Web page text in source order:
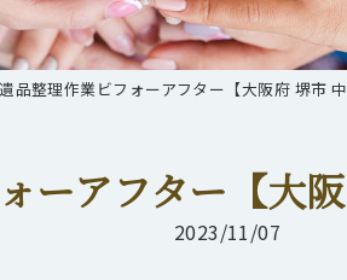
品整理作業ビフォーアフター【大阪府 堺市
ーアフター【大
2023/11/07